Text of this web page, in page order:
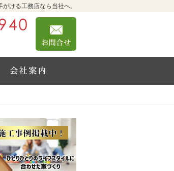
ける工務店なら当社へ。
0467-39-6940
営業時間9:00～18:00 定休日：日曜日